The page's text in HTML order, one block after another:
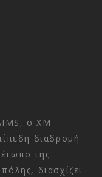
ο XM
διαδρομή
της
διασχίζει